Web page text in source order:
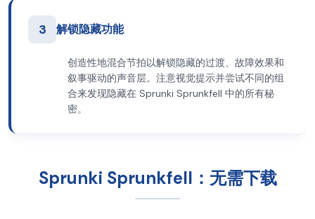
3 解锁隐藏功能
创造性地混合节拍以解锁隐藏的过渡、故障效果和
叙事驱动的声音层。注意视觉提示并尝试不同的组
合来发现隐藏在 Sprunki Sprunkfell 中的所有秘
密。
Sprunki Sprunkfell：无需下载